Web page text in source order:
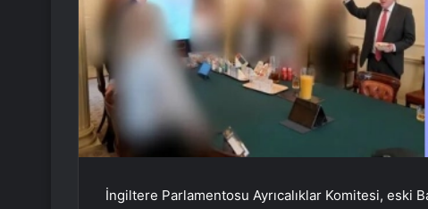
İngiltere Parlamentosu Ayrıcalıklar Komitesi, eski